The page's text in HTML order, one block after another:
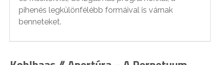
pihenés legkülönfélébb formáival is várnak
benneteket.